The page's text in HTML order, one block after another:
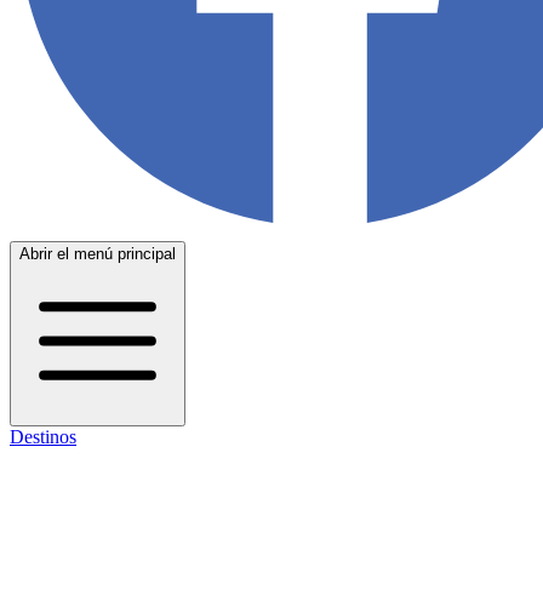
Abrir el menú principal
Destinos